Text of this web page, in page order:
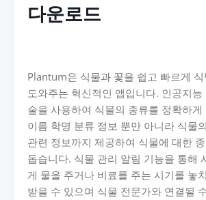
다운로드
Plantum은 식물과 꽃을 쉽고 빠르게
도와주는 혁신적인 앱입니다. 인공지능
술을 사용하여 식물의 종류를 정확하게
이름 학명 분류 정보 뿐만 아니라 식물
관련 정보까지 제공하여 식물에 대한
돕습니다. 식물 관리 알림 기능을 통해
게 물을 주거나 비료를 주는 시기를 놓
받을 수 있으며 식물 전문가와 연결될